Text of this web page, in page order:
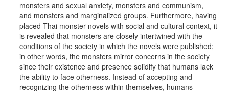
monsters and sexual anxiety, monsters and communism,
and monsters and marginalized groups. Furthermore, having
placed Thai monster novels with social and cultural context, it
is revealed that monsters are closely intertwined with the
conditions of the society in which the novels were published;
in other words, the monsters mirror concerns in the society
since their existence and presence solidify that humans lack
the ability to face otherness. Instead of accepting and
recognizing the otherness within themselves, humans